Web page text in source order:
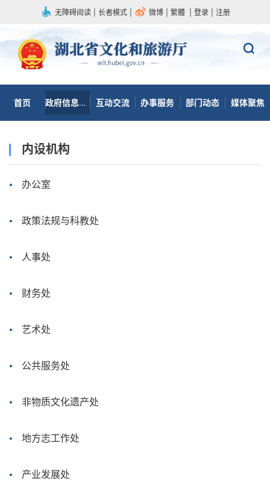
无障碍阅读 长者模式 微博 繁體 登录 注册
首页 政府信息公开 互动交流 办事服务 部门动态 媒体聚焦
内设机构
办公室
政策法规与科教处
人事处
财务处
艺术处
公共服务处
非物质文化遗产处
地方志工作处
产业发展处